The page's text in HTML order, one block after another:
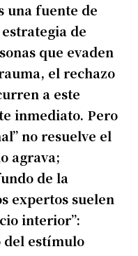
una fuente de
de
que evaden
el rechazo
a este
inmediato. Pero
no resuelve el
agrava;
de la
expertos suelen
interior”:
del estímulo